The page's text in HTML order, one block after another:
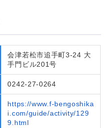
会津若松市追手町3-24 大
手門ビル201号
0242-27-0264
https://www.f-bengoshika
i.com/guide/activity/129
9.html